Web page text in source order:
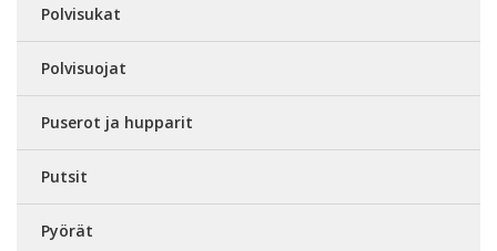
Polvisukat
Polvisuojat
Puserot ja hupparit
Putsit
Pyörät